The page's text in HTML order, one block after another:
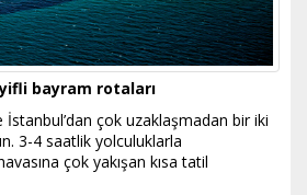
bayram rotaları
çok uzaklaşmadan bir iki
3-4 saatlik yolculuklarla
çok yakışan kısa tatil